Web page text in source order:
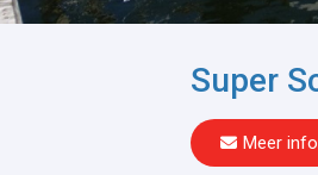
Super
Meer